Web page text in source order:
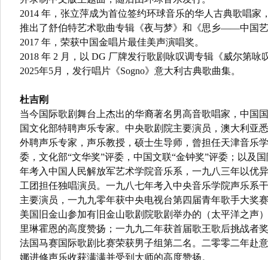
2014 年，张立萍成为首位签约环球音乐的华人古典歌唱家
推出了舒伯特艺术歌曲专辑《夜与梦》和《思乡——中国
2017 年，荣获中国金唱片最佳美声演唱奖。
2018 年 2 月，以 DG 厂牌发行歌剧咏叹调专辑《威尔第咏
2025年5月，发行唱片《Sogno》意大利古典歌曲集。
杜吉刚
当今国际歌剧舞台上杰出的华裔著名男高音歌唱家，中国
国文化部特聘声乐专家。中央歌剧院主要演员，澳大利亚
外聘声乐专家，声乐教授，硕士生导师，曾担任天津音乐
委，文化部“文华奖”评委，中国文联“金钟奖”评委；以及
年考入中国人民解放军艺术学院音乐系，一九八三年以优
工团担任独唱演员。一九八七年考入中央音乐学院声乐系
主要演员，一九九零年获中央电视台第四届青年歌手大奖
美国旧金山参加有旧金山歌剧院歌剧举办的（太平洋之声
里琳霍恩的高度赞扬；一九九二年获首届歌王歌后挑战者
法国马赛国际歌剧比赛荣获男子组第二名。二零零二年赴
娜进修声乐收获满满并受到大师的高度赞扬。